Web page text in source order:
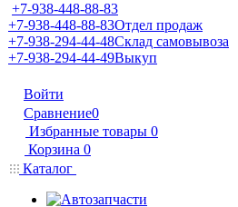
+7-938-448-88-83
+7-938-448-88-83Отдел продаж
+7-938-294-44-48Склад самовывоза
+7-938-294-44-49Выкуп
Войти
Сравнение0
Избранные товары 0
Корзина 0
Каталог